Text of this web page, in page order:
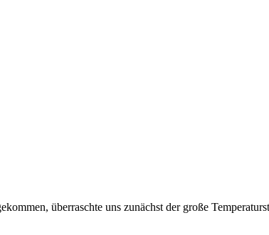
überraschte uns zunächst der große